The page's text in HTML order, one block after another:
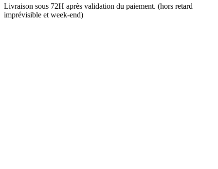
Livraison sous 72H après validation du paiement. (hors retard
imprévisible et week-end)